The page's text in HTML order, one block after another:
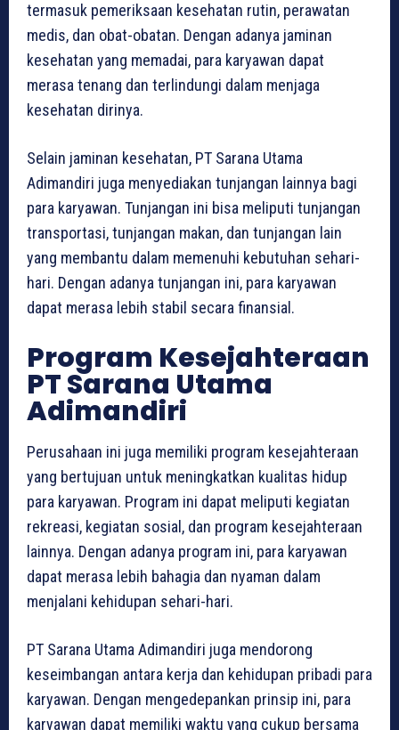
termasuk pemeriksaan kesehatan rutin, perawatan
medis, dan obat-obatan. Dengan adanya jaminan
kesehatan yang memadai, para karyawan dapat
merasa tenang dan terlindungi dalam menjaga
kesehatan dirinya.
Selain jaminan kesehatan, PT Sarana Utama
Adimandiri juga menyediakan tunjangan lainnya bagi
para karyawan. Tunjangan ini bisa meliputi tunjangan
transportasi, tunjangan makan, dan tunjangan lain
yang membantu dalam memenuhi kebutuhan sehari-
hari. Dengan adanya tunjangan ini, para karyawan
dapat merasa lebih stabil secara finansial.
Program Kesejahteraan
PT Sarana Utama
Adimandiri
Perusahaan ini juga memiliki program kesejahteraan
yang bertujuan untuk meningkatkan kualitas hidup
para karyawan. Program ini dapat meliputi kegiatan
rekreasi, kegiatan sosial, dan program kesejahteraan
lainnya. Dengan adanya program ini, para karyawan
dapat merasa lebih bahagia dan nyaman dalam
menjalani kehidupan sehari-hari.
PT Sarana Utama Adimandiri juga mendorong
keseimbangan antara kerja dan kehidupan pribadi para
karyawan. Dengan mengedepankan prinsip ini, para
karyawan dapat memiliki waktu yang cukup bersama